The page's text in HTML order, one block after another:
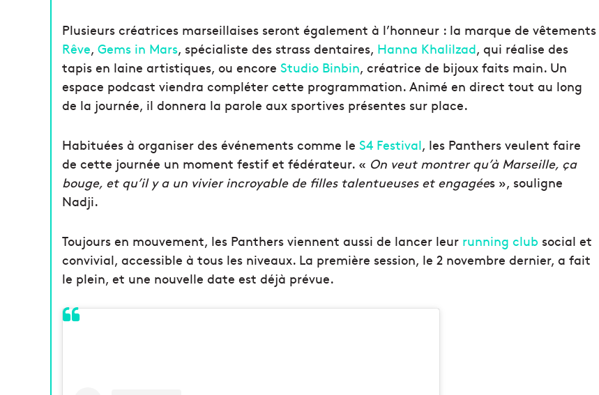
Plusieurs créatrices marseillaises seront également à l’honneur : la marque de vêtements
Rêve, Gems in Mars, spécialiste des strass dentaires, Hanna Khalilzad, qui réalise des
tapis en laine artistiques, ou encore Studio Binbin, créatrice de bijoux faits main. Un
espace podcast viendra compléter cette programmation. Animé en direct tout au long
de la journée, il donnera la parole aux sportives présentes sur place.
Habituées à organiser des événements comme le S4 Festival, les Panthers veulent faire
de cette journée un moment festif et fédérateur. « On veut montrer qu’à Marseille, ça
bouge, et qu’il y a un vivier incroyable de filles talentueuses et engagées », souligne
Nadji.
Toujours en mouvement, les Panthers viennent aussi de lancer leur running club social et
convivial, accessible à tous les niveaux. La première session, le 2 novembre dernier, a fait
le plein, et une nouvelle date est déjà prévue.